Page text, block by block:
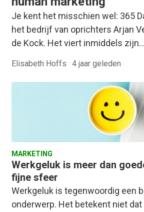
Je kent het misschien wel: 365
het bedrijf van oprichters Arjan
de Kock. Het viert inmiddels zijn…
Elisabeth Hoffs · 4 jaar geleden
MARKETING
Werkgeluk is meer dan
fijne sfeer
Werkgeluk is tegenwoordig een
onderwerp. Het betekent niet